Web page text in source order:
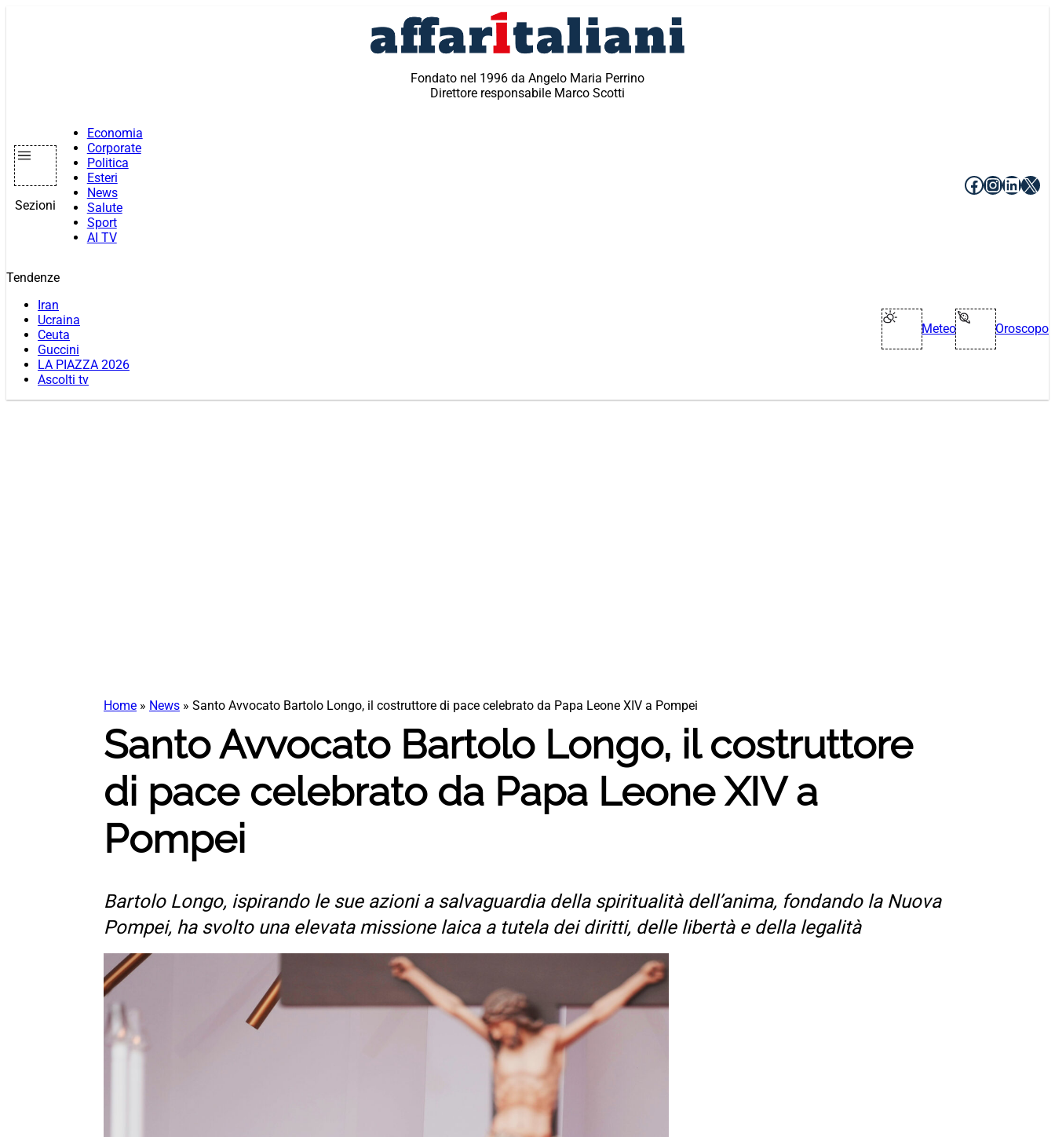
Fondato nel 1996 da Angelo Maria Perrino
Direttore responsabile Marco Scotti
Sezioni
Economia
Corporate
Politica
Esteri
News
Salute
Sport
AI TV
Facebook
X
Tendenze
Iran
Ucraina
Ceuta
Guccini
LA PIAZZA 2026
Ascolti tv
Meteo Oroscopo
Home » News » Santo Avvocato Bartolo Longo, il costruttore di pace celebrato da Papa Leone XIV a Pompei
Santo Avvocato Bartolo Longo, il costruttore
di pace celebrato da Papa Leone XIV a
Pompei
Bartolo Longo, ispirando le sue azioni a salvaguardia della spiritualità dell’anima, fondando la Nuova
Pompei, ha svolto una elevata missione laica a tutela dei diritti, delle libertà e della legalità